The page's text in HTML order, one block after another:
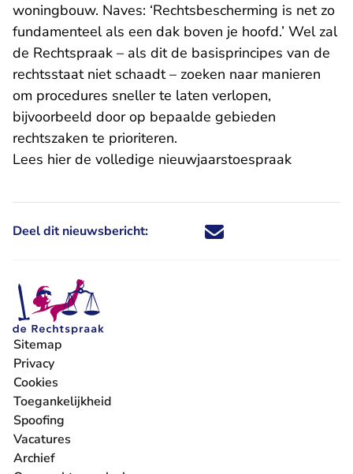
woningbouw. Naves: ‘Rechtsbescherming is net zo
fundamenteel als een dak boven je hoofd.’ Wel zal
de Rechtspraak – als dit de basisprincipes van de
rechtsstaat niet schaadt – zoeken naar manieren
om procedures sneller te laten verlopen,
bijvoorbeeld door op bepaalde gebieden
rechtszaken te prioriteren.
Lees hier de volledige nieuwjaarstoespraak
Deel dit nieuwsbericht: Deel dit nieuwsbericht via X -
Deel dit nieuwsbericht via
Deel dit nieuwsbericht
Deel dit
Sitemap
Privacy
Cookies
Toegankelijkheid
Spoofing
Vacatures
- U verlaat Rechtspraak.nl
Archief